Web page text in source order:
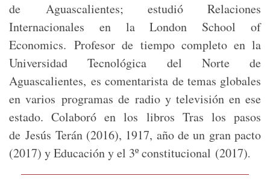
de Aguascalientes; estudió Relaciones
Internacionales en la London School of
Economics. Profesor de tiempo completo en la
Universidad Tecnológica del Norte de
Aguascalientes, es comentarista de temas globales
en varios programas de radio y televisión en ese
estado. Colaboró en los libros Tras los pasos
de Jesús Terán (2016), 1917, año de un gran pacto
(2017) y Educación y el 3º constitucional (2017).